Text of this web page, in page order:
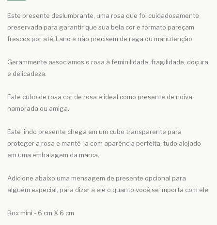
Este presente deslumbrante, uma rosa que foi cuidadosamente
preservada para garantir que sua bela cor e formato pareçam
frescos por até 1 ano e não precisem de rega ou manutenção.
Gerammente associamos o rosa à feminilidade, fragilidade, doçura
e delicadeza.
Este cubo de rosa cor de rosa é ideal como presente de noiva,
namorada ou amiga.
Este lindo presente chega em um cubo transparente para
proteger a rosa e mantê-la com aparência perfeita, tudo alojado
em uma embalagem da marca.
Adicione abaixo uma mensagem de presente opcional para
alguém especial, para dizer a ele o quanto você se importa com ele.
Box mini - 6 cm X 6 cm